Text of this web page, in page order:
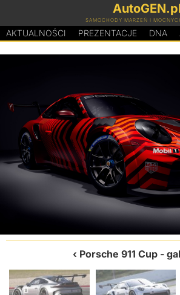
SAMOCHODY MARZEŃ I
AKTUALNOŚCI PREZENTACJE DNA
Porsche 911 Cup -